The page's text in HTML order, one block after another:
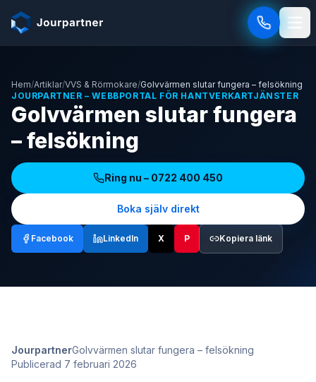
Hoppa till innehåll
Hem/Artiklar/VVS & Rörmokare/Golvvärmen slutar fungera – felsökning
JOURPARTNER – WEBBPORTAL FÖR HANTVERKARTJÄNSTER
Golvvärmen slutar fungera
– felsökning
Ring nu – 0722 400 450
Boka själv direkt
Facebook LinkedIn X P Kopiera länk
JourpartnerGolvvärmen slutar fungera – felsökning
Publicerad 7 februari 2026